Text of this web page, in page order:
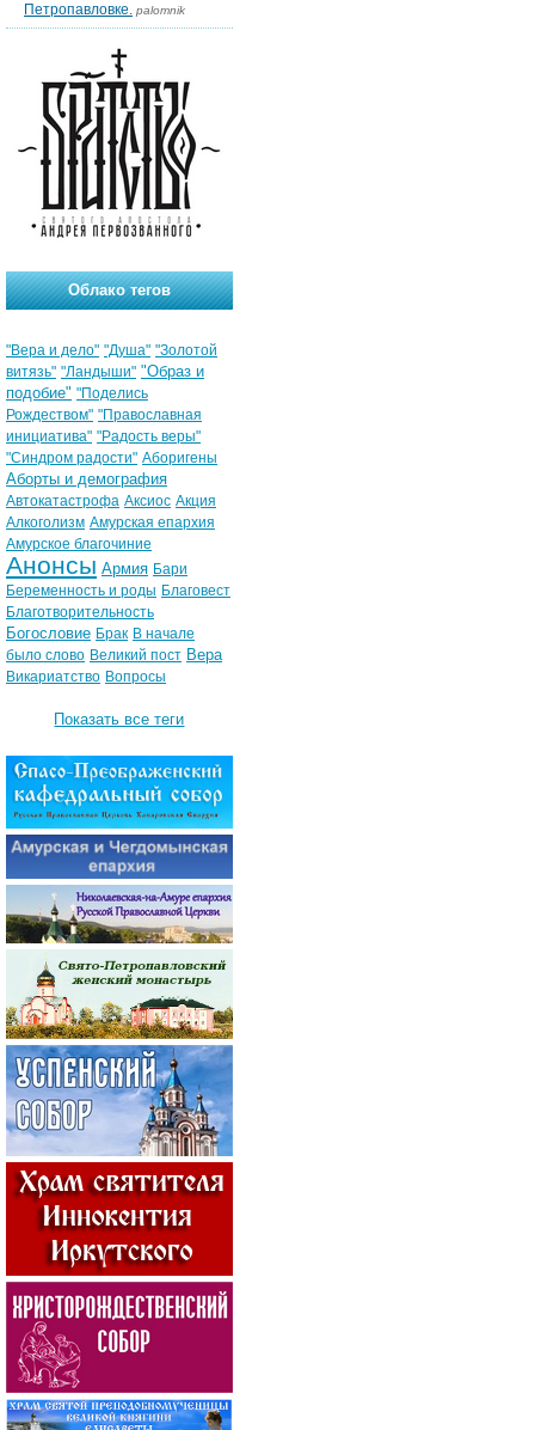
Петропавловке. palomnik
Облако тегов
"Вера и дело" "Душа" "Золотой
витязь" "Ландыши" "Образ и
подобие" "Поделись
Рождеством" "Православная
инициатива" "Радость веры"
"Синдром радости" Аборигены
Аборты и демография
Автокатастрофа Аксиос Акция
Алкоголизм Амурская епархия
Амурское благочиние
Анонсы Армия Бари
Беременность и роды Благовест
Благотворительность
Богословие Брак В начале
было слово Великий пост Вера
Викариатство Вопросы
Показать все теги